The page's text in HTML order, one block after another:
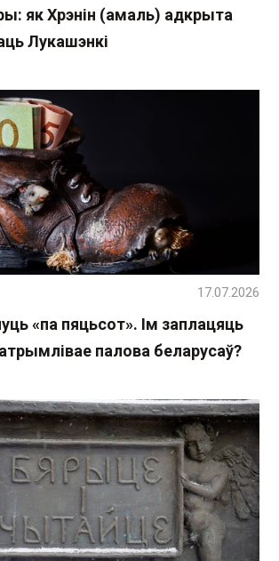
як Хрэнін (амаль) адкрыта
Лукашэнкі
«па пяцьсот». Ім заплацяць
палова беларусаў?
17.07.2026